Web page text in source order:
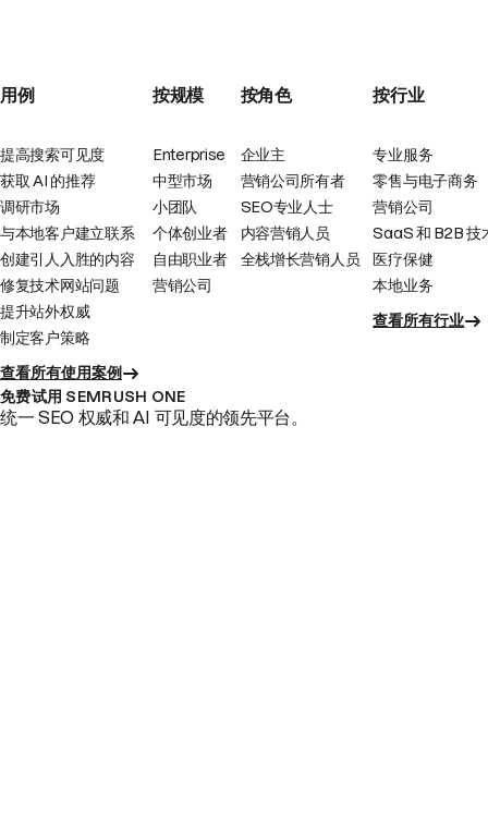
用例
提高搜索可见度
获取 AI 的推荐
调研市场
与本地客户建立联系
创建引人入胜的内容
修复技术网站问题
提升站外权威
制定客户策略
查看所有使用案例
按规模
Enterprise
中型市场
小团队
个体创业者
自由职业者
营销公司
按角色
企业主
营销公司所有者
SEO专业人士
内容营销人员
全栈增长营销人员
按行业
专业服务
零售与电子商务
营销公司
SaaS 和 B2B 技
医疗保健
本地业务
查看所有行业
免费试用 SEMRUSH ONE
统一 SEO 权威和 AI 可见度的领先平台。